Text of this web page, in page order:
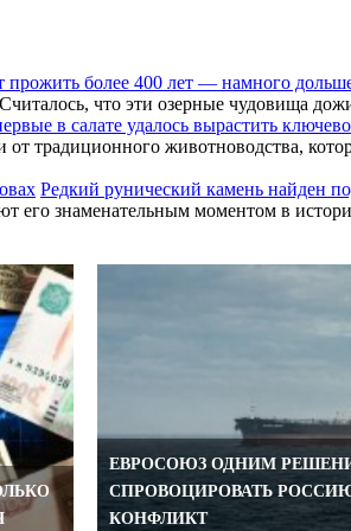
прожить более 400 лет — намного
что эти озерные чудовища
в салате удалось вырастить
традиционного животноводства,
Редкий рунический камень найден
его знаменательным моментом в
ЕВРОСОЮЗ ОДНИМ
СПРОВОЦИРОВАТЬ
КОНФЛИКТ